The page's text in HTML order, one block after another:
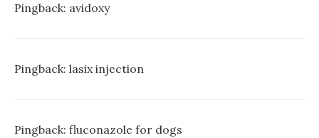
Pingback: avidoxy
Pingback: lasix injection
Pingback: fluconazole for dogs